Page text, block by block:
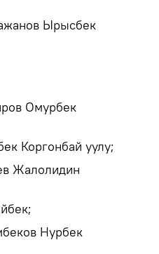
Ырысбек
Омурбек
Коргонбай уулу;
Жалолидин
Нурбек